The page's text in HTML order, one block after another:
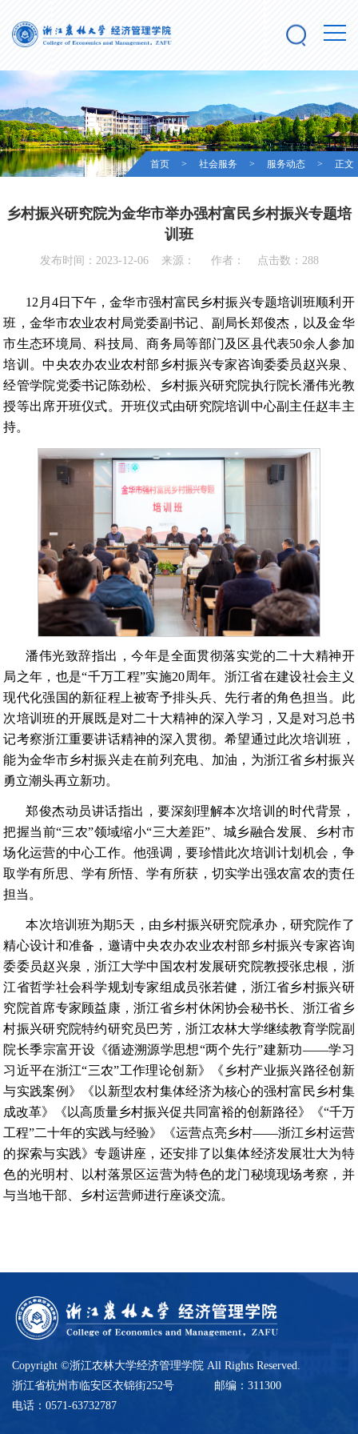
首页 > 社会服务 > 服务动态 > 正文
乡村振兴研究院为金华市举办强村富民乡村振兴专题培
训班
发布时间：2023-12-06 来源： 作者： 点击数： 288
12月4日下午，金华市强村富民乡村振兴专题培训班顺利开
班，金华市农业农村局党委副书记、副局长郑俊杰，以及金华
市生态环境局、科技局、商务局等部门及区县代表50余人参加
培训。中央农办农业农村部乡村振兴专家咨询委委员赵兴泉、
经管学院党委书记陈劲松、
乡村振兴研究院执行院长潘伟光教
授等出席开班仪式。开班仪式由研究院培训中心副主任赵丰主
持。
潘伟光致辞指出，今年是全面贯彻落实党的二十大精神开
局之年，也是“千万工程”实施20周年。浙江省在建设社会主义
现代化强国的新征程上被寄予排头兵、先行者的角色担当。此
次培训班的开展既是对二十大精神的深入学习，又是对习总书
记考察浙江重要讲话精神的深入贯彻。希望通过此次培训班，
能为金华市乡村振兴走在前列充电、加油，为浙江省乡村振兴
勇立潮头再立新功。
郑俊杰动员讲话指出，要深刻理解本次培训的时代背景，
把握当前“三农”领域缩小“三大差距”、城乡融合发展、乡村市
场化运营的中心工作。他强调，要珍惜此次培训计划机会，争
取学有所思、学有所悟、学有所获，切实学出强农富农的责任
担当。
本次培训班为期5天，由乡村振兴研究院承办，研究院作了
精心设计和准备，邀请中央农办农业农村部乡村振兴专家咨询
委委员赵兴泉，浙江大学中国农村发展研究院教授张忠根，浙
江省哲学社会科学规划专家组成员张若健，浙江省乡村振兴研
究院首席专家顾益康，浙江省乡村休闲协会秘书长、浙江省乡
村振兴研究院特约研究员巴芳，浙江农林大学继续教育学院副
院长季宗富开设《循迹溯源学思想“两个先行”建新功——学习
习近平在浙江“三农”工作理论创新》《乡村产业振兴路径创新
与实践案例》《以新型农村集体经济为核心的强村富民乡村集
成改革》《以高质量乡村振兴促共同富裕的创新路径》《“千万
工程”二十年的实践与经验》《运营点亮乡村——浙江乡村运营
的探索与实践》专题讲座，还安排了以集体经济发展壮大为特
色的光明村、以村落景区运营为特色的龙门秘境现场考察，并
与当地干部、乡村运营师进行座谈交流。
Copyright ©浙江农林大学经济管理学院 All Rights Reserved.
浙江省杭州市临安区衣锦街252号
邮编：311300
电话：0571-63732787